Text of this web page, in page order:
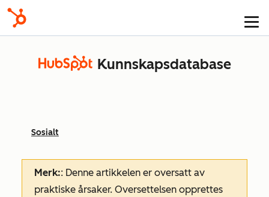
Kunnskapsdatabase
Sosialt
Merk:: Denne artikkelen er oversatt av
praktiske årsaker. Oversettelsen opprettes